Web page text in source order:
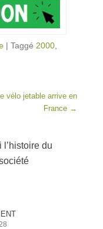
| Taggé 2000
Le vélo jetable arrive en
France →
l’histoire du